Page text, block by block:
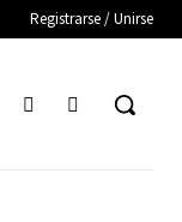
Registrarse / Unirse